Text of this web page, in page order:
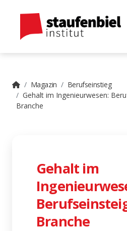
Magazin
Berufseinstieg
Gehalt im Ingenieurwesen:
Branche
Gehalt im
Branche